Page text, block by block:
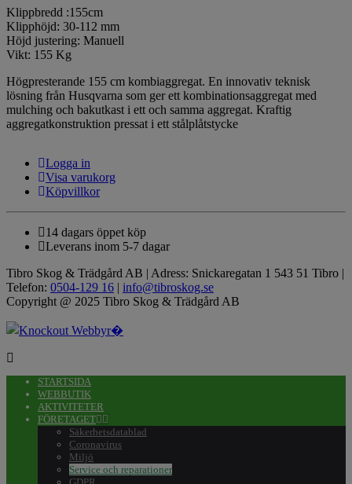
Klippbredd :155cm
Klipphöjd: 30-112 mm
Höjd justering: Manuell
Vikt: 155 Kg
Högpresterande 155 cm kombiaggregat. En innovativ teknisk
lösning från Husqvarna som ger ett kombinationsaggregat med
mulching och bakutkast i ett och samma aggregat. Kraftig
aggregatkonstruktion pressat i ett stålplåtstycke
Logga in
Visa varukorg
Köpvillkor
14 dagars öppet köp
Leverans inom 5-7 dagar
Tibro Skog & Trädgård AB | Adress: Snickaregatan 1 543 51 Tibro |
Telefon: 0504-129 16 | info@tibroskog.se
Copyright @ 2025 Tibro Skog & Trädgård AB
STARTSIDA
WEBBUTIK
AKTIVITETER
FÖRETAGET
Säkerhetsdatablad
Coronavirus
Miljö
Service och reparationer